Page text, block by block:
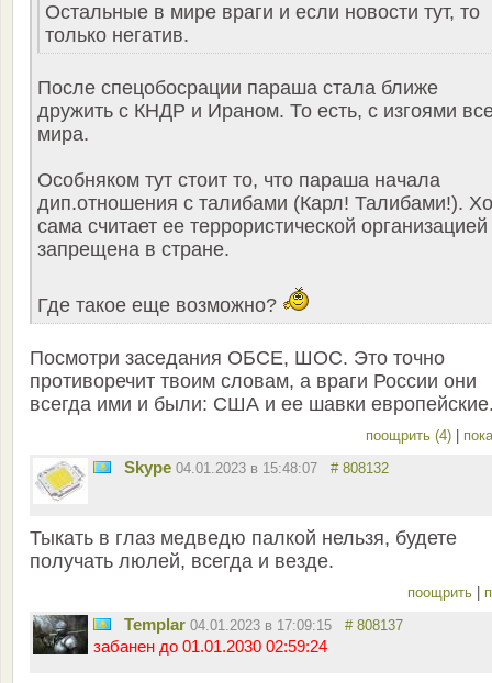
Остальные в мире враги и если новости тут, то
только негатив.
После спецобосрации параша стала ближе
дружить с КНДР и Ираном. То есть, с изгоями
мира.
Особняком тут стоит то, что параша начала
дип.отношения с талибами (Карл! Талибами!).
сама считает ее террористической
запрещена в стране.
Где такое еще возможно?
Посмотри заседания ОБСЕ, ШОС. Это точно
противоречит твоим словам, а враги России они
всегда ими и были: США и ее шавки
поощрить (4)
Skype 04.01.2023 в 15:48:07 # 808132
Тыкать в глаз медведю палкой нельзя, будете
получать люлей, всегда и везде.
поощрить
Templar 04.01.2023 в 17:09:15 # 808137
забанен до 01.01.2030 02:59:24